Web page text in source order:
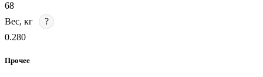
68
Вес, кг
?
0.280
Прочее